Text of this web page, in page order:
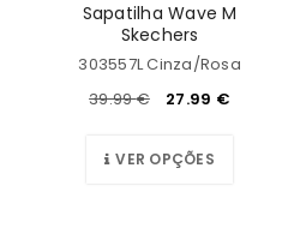
Sapatilha Wave M
Skechers
303557L Cinza/Rosa
39.99€ 27.99 €
VER OPÇÕES